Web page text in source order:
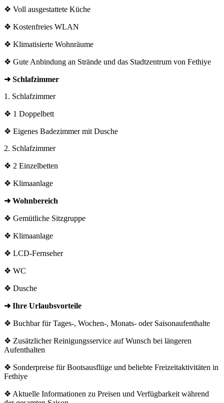
❖ Voll ausgestattete Küche
❖ Kostenfreies WLAN
❖ Klimatisierte Wohnräume
❖ Gute Anbindung an Strände und das Stadtzentrum von Fethiye
➜ Schlafzimmer
1. Schlafzimmer
❖ 1 Doppelbett
❖ Eigenes Badezimmer mit Dusche
2. Schlafzimmer
❖ 2 Einzelbetten
❖ Klimaanlage
➜ Wohnbereich
❖ Gemütliche Sitzgruppe
❖ Klimaanlage
❖ LCD-Fernseher
❖ WC
❖ Dusche
➜ Ihre Urlaubsvorteile
❖ Buchbar für Tages-, Wochen-, Monats- oder Saisonaufenthalte
❖ Zusätzlicher Reinigungsservice auf Wunsch bei längeren
Aufenthalten
❖ Sonderpreise für Bootsausflüge und beliebte Freizeitaktivitäten in
Fethiye
❖ Aktuelle Informationen zu Preisen und Verfügbarkeit während